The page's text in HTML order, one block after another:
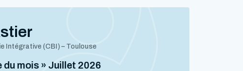
Intégrative (CBI) – Toulouse
du mois » Juillet 2026